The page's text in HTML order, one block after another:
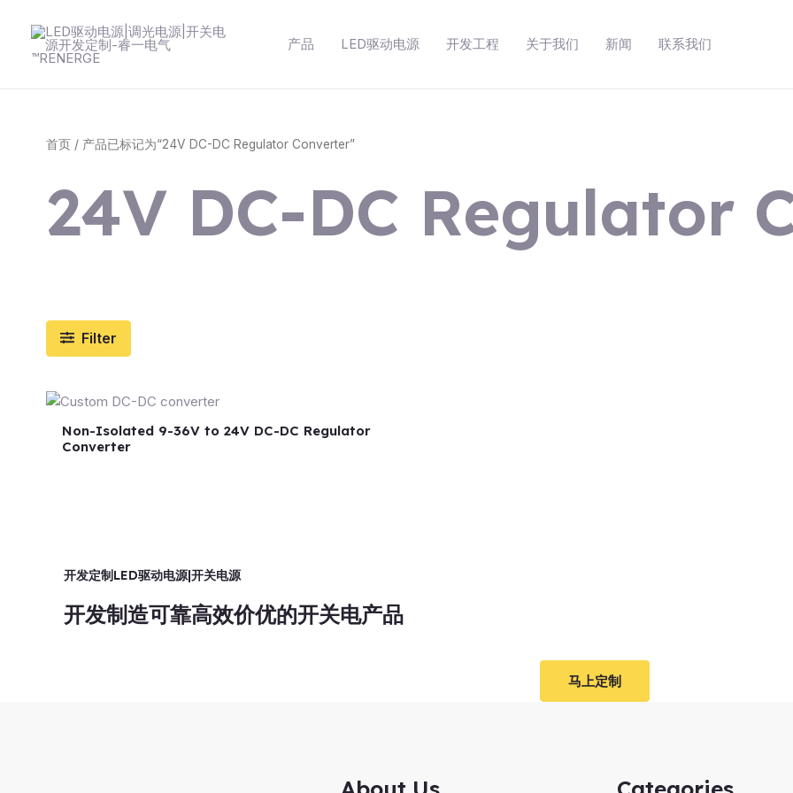
产品 LED驱动电源 开发工程 关于我们 新闻 联系我们
首页 / 产品已标记为“24V DC-DC Regulator Converter”
24V DC-DC Regulator
Filter
Non-Isolated 9-36V to 24V DC-DC Regulator
Converter
开发定制LED驱动电源|开关电源
开发制造可靠高效价优的开关电产品
马上定制